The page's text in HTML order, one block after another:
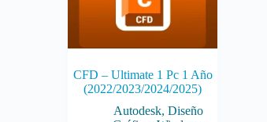
CFD – Ultimate 1 Pc 1 Año
(2022/2023/2024/2025)
Autodesk,Diseño